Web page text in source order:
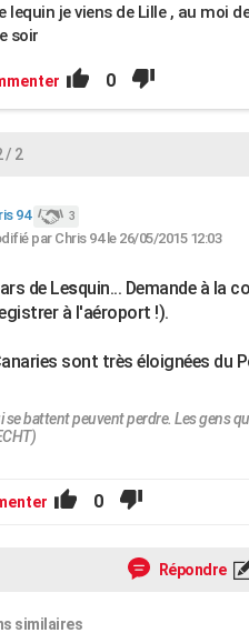
lequin je viens de Lille , au moi
soir
0
/ 2
94 3
par Chris 94 le 26/05/2015 12:03
de Lesquin... Demande à la
à l'aéroport !).
sont très éloignées du
se battent peuvent perdre. Les gens
0
Répondre
similaires